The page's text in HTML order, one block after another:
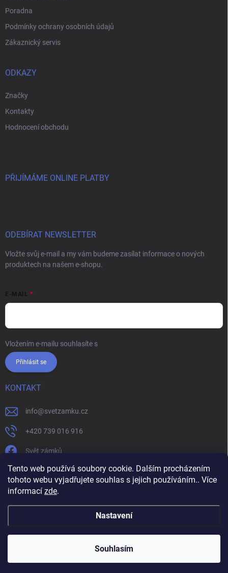
Tento web používá soubory cookie. Dalším procházením
tohoto webu vyjadřujete souhlas s jejich používáním.. Více
informací zde.
Nastavení
Souhlasím
Poradna
Podmínky ochrany osobních údajů
Zákaznický servis
ODKAZY
Značky
Kontakty
Hodnocení obchodu
PŘIJÍMÁME ONLINE PLATBY
ODEBÍRAT NEWSLETTER
Vložte svůj e-mail a my vám budeme zasílat informace o nových
produktech na našem e-shopu.
E-MAIL
Vložením e-mailu souhlasíte s
Přihlásit se
KONTAKT
info@svetzamku.cz
+420 739 016 916
Svět zámků
svetzamku.cz
Jak nakupovat
Podmínky ochrany osobních údajů
Svět zámků. Všechna práva vyhrazena.